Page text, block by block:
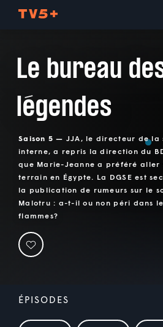
Le bureau
légendes
Saison 5 — JJA, le directeur de la
interne, a repris la direction du
que Marie-Jeanne a préféré aller
terrain en Égypte. La DGSE est
la publication de rumeurs sur le
Malotru : a-t-il ou non péri dans
flammes?
ÉPISODES